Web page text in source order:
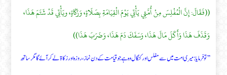
((فَقَالَ: إِنَّ الْمُفْلِسَ مِنْ أُمَّتِي يَأْتِي يَوْمَ الْقِيَامَةِ بِصَلَاةٍ، وَزَكَاةٍ، ويَأْتِي قَدْ شَتَمَ هَذَا،
وَقَذَفَ هَذَا وَأَكَلَ مَالَ هَذَا، وَسَفَكَ دَمَ هَذَا، وَضَرَبَ هَذَا))
’’تو فرمایا: میری امت میں سے مفلس اور کنگال وہ ہے جو قیامت کے دن نماز، روزہ اور زکاۃ لے کر آئے گا مگر ساتھ